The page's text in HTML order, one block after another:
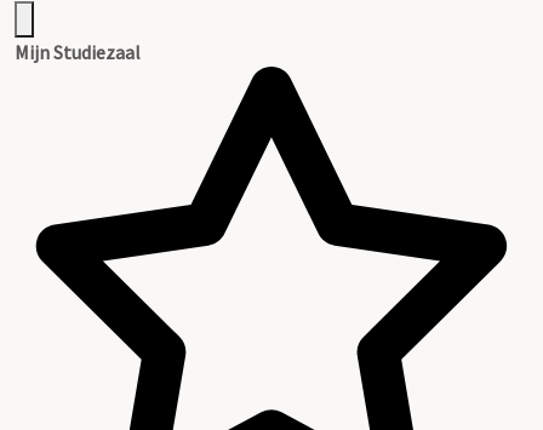
Mijn Studiezaal